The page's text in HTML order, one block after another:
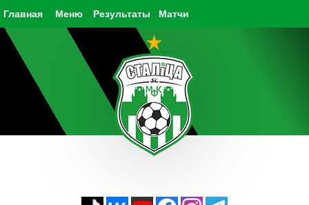
Главная Результаты Матчи
Меню